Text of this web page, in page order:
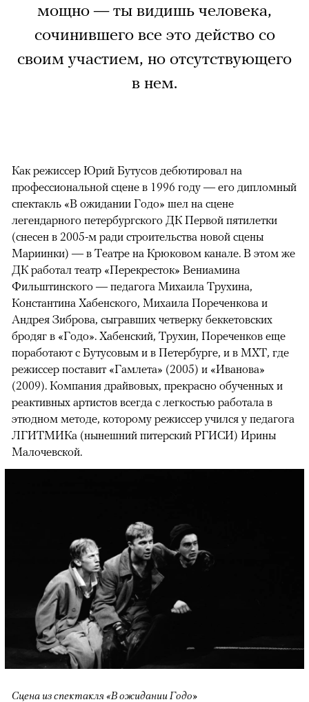
мощно — ты видишь человека,
сочинившего все это действо со
своим участием, но отсутствующего
в нем.
Как режиссер Юрий Бутусов дебютировал на
профессиональной сцене в 1996 году — его дипломный
спектакль «В ожидании Годо» шел на сцене
легендарного петербургского ДК Первой пятилетки
(снесен в 2005-м ради строительства новой сцены
Мариинки) — в Театре на Крюковом канале. В этом же
ДК работал театр «Перекресток» Вениамина
Фильштинского — педагога Михаила Трухина,
Константина Хабенского, Михаила Пореченкова и
Андрея Зиброва, сыгравших четверку беккетовских
бродяг в «Годо». Хабенский, Трухин, Пореченков еще
поработают с Бутусовым и в Петербурге, и в МХТ, где
режиссер поставит «Гамлета» (2005) и «Иванова»
(2009). Компания драйвовых, прекрасно обученных и
реактивных артистов всегда с легкостью работала в
этюдном методе, которому режиссер учился у педагога
ЛГИТМИКа (нынешний питерский РГИСИ) Ирины
Малочевской.
Сцена из спектакля «В ожидании Годо»